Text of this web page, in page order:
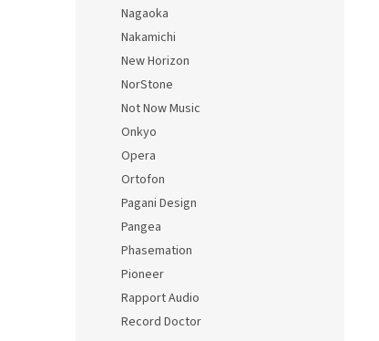
Nagaoka
Nakamichi
New Horizon
NorStone
Not Now Music
Onkyo
Opera
Ortofon
Pagani Design
Pangea
Phasemation
Pioneer
Rapport Audio
Record Doctor